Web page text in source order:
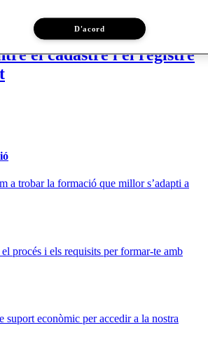
i
el cadastre i el registre
a trobar la formació que millor s’adapti a
procés i els requisits per formar-te amb
suport econòmic per accedir a la nostra
D'acord